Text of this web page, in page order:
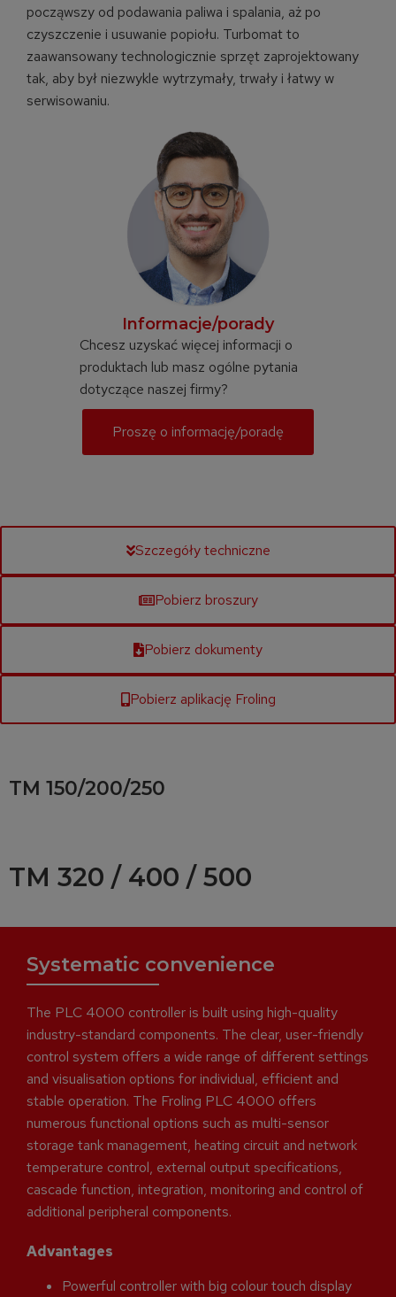
począwszy od podawania paliwa i spalania, aż po
czyszczenie i usuwanie popiołu. Turbomat to
zaawansowany technologicznie sprzęt zaprojektowany
tak, aby był niezwykle wytrzymały, trwały i łatwy w
serwisowaniu.
Informacje/porady
Chcesz uzyskać więcej informacji o
produktach lub masz ogólne pytania
dotyczące naszej firmy?
Proszę o informację/poradę
Szczegóły techniczne
Pobierz broszury
Pobierz dokumenty
Pobierz aplikację Froling
TM 150/200/250
TM 320 / 400 / 500
Systematic convenience
The PLC 4000 controller is built using high-quality
industry-standard components. The clear, user-friendly
control system offers a wide range of different settings
and visualisation options for individual, efficient and
stable operation. The Froling PLC 4000 offers
numerous functional options such as multi-sensor
storage tank management, heating circuit and network
temperature control, external output specifications,
cascade function, integration, monitoring and control of
additional peripheral components.
Advantages
Powerful controller with big colour touch display